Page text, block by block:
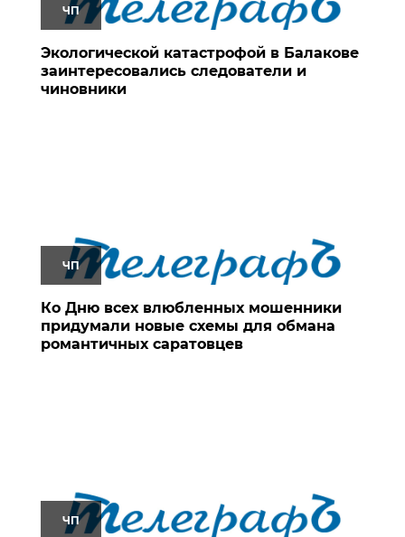
ЧП
Экологической катастрофой в Балакове
заинтересовались следователи и
чиновники
ЧП
Ко Дню всех влюбленных мошенники
придумали новые схемы для обмана
романтичных саратовцев
ЧП